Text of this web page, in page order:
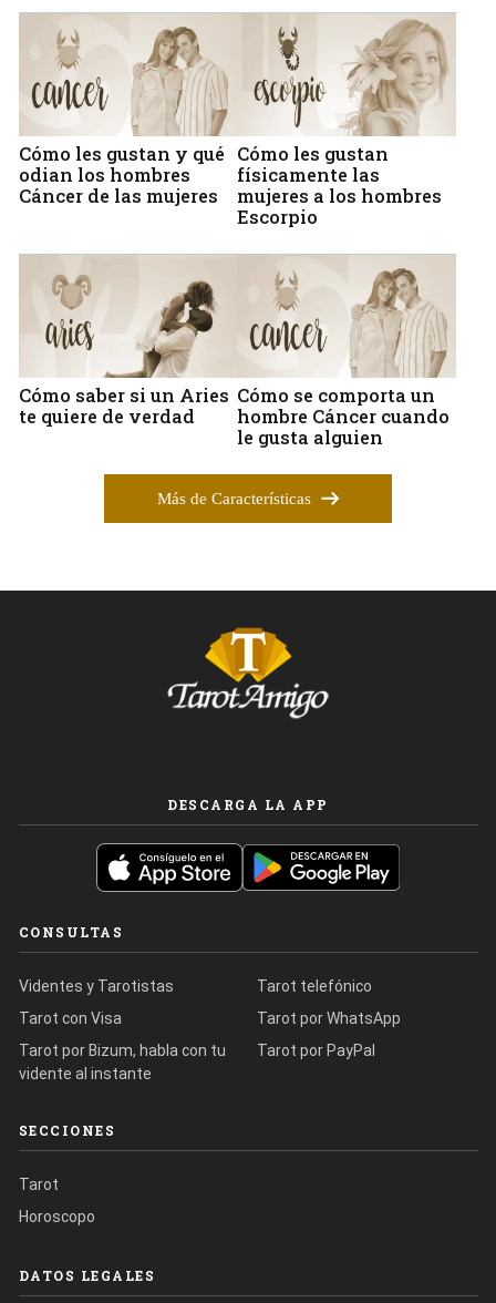
Cómo les gustan y qué
odian los hombres
Cáncer de las mujeres
Cómo les gustan
físicamente las
mujeres a los hombres
Escorpio
Cómo saber si un Aries
te quiere de verdad
Cómo se comporta un
hombre Cáncer cuando
le gusta alguien
Más de Características
DESCARGA LA APP
CONSULTAS
Videntes y Tarotistas
Tarot con Visa
Tarot por Bizum, habla con tu
vidente al instante
Tarot telefónico
Tarot por WhatsApp
Tarot por PayPal
SECCIONES
Tarot
Horoscopo
DATOS LEGALES